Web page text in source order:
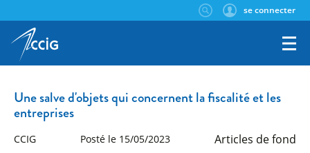
se connecter
Une salve d'objets qui concernent la fiscalité et les
entreprises
CCIG Posté le 15/05/2023
Articles de fond